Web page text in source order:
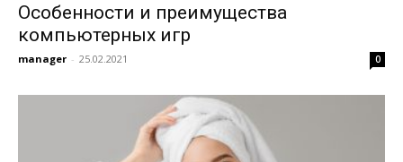
Особенности и преимущества
компьютерных игр
manager - 25.02.2021 0